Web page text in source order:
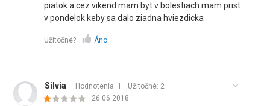
piatok a cez vikend mam byt v bolestiach mam prist
v pondelok keby sa dalo ziadna hviezdicka
Užitočné? Áno
Silvia Hodnotenia: 1 Užitočné: 2
26.06.2018